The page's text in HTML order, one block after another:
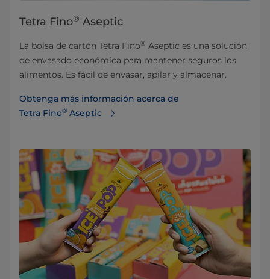
Tetra Fino® Aseptic
La bolsa de cartón Tetra Fino® Aseptic es una solución
de envasado económica para mantener seguros los
alimentos. Es fácil de envasar, apilar y almacenar.
Obtenga más información acerca de
Tetra Fino® Aseptic